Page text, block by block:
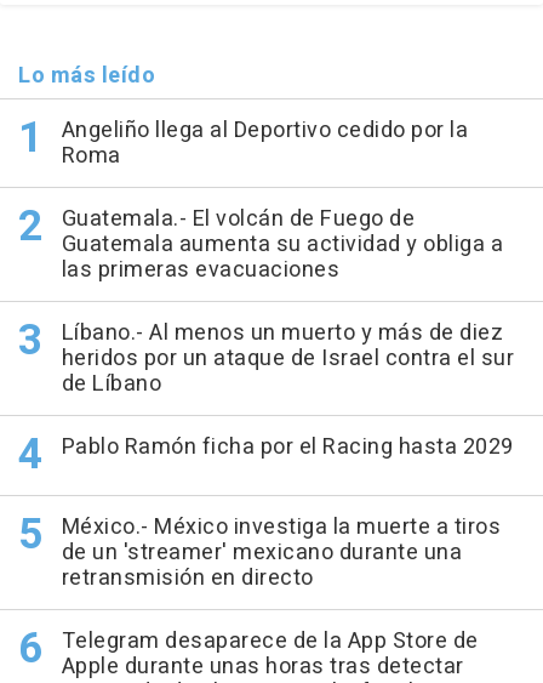
Lo más leído
Angeliño llega al Deportivo cedido por la
Roma
Guatemala.- El volcán de Fuego de
Guatemala aumenta su actividad y obliga a
las primeras evacuaciones
Líbano.- Al menos un muerto y más de diez
heridos por un ataque de Israel contra el sur
de Líbano
Pablo Ramón ficha por el Racing hasta 2029
México.- México investiga la muerte a tiros
de un 'streamer' mexicano durante una
retransmisión en directo
Telegram desaparece de la App Store de
Apple durante unas horas tras detectar